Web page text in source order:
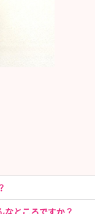
outline/268
見学会
outline/268